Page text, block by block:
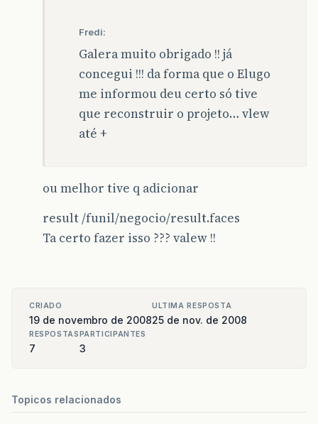
Fredi:
Galera muito obrigado !! já
concegui !!! da forma que o Elugo
me informou deu certo só tive
que reconstruir o projeto… vlew
até +
ou melhor tive q adicionar
result /funil/negocio/result.faces
Ta certo fazer isso ??? valew !!
CRIADO
19 de novembro de 2008
ULTIMA RESPOSTA
25 de nov. de 2008
RESPOSTAS
7
PARTICIPANTES
3
Topicos relacionados